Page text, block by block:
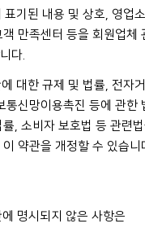
기된 내용 및 상호, 영업소
만족센터 등을 회원업체
다.
대한 규제 및 법률, 전자거
통신망이용촉진 등에 관한
, 소비자 보호법 등 관련법
약관을 개정할 수 있습니
명시되지 않은 사항은